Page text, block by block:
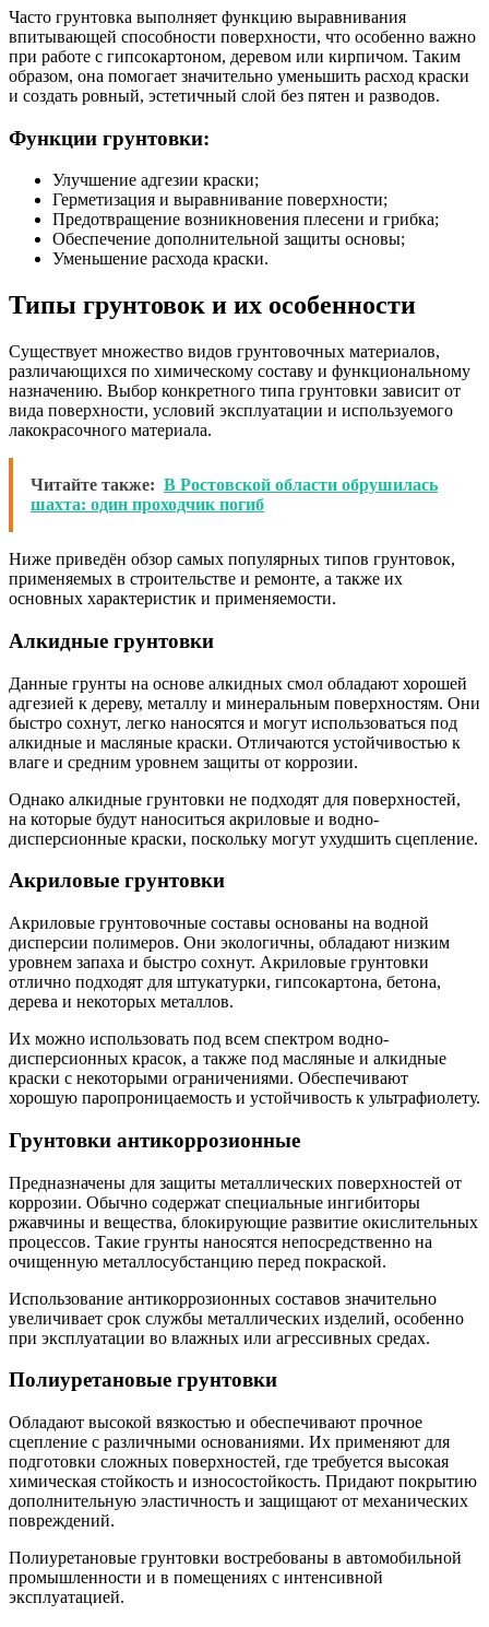
Часто грунтовка выполняет функцию выравнивания
впитывающей способности поверхности, что особенно важно
при работе с гипсокартоном, деревом или кирпичом. Таким
образом, она помогает значительно уменьшить расход краски
и создать ровный, эстетичный слой без пятен и разводов.
Функции грунтовки:
Улучшение адгезии краски;
Герметизация и выравнивание поверхности;
Предотвращение возникновения плесени и грибка;
Обеспечение дополнительной защиты основы;
Уменьшение расхода краски.
Типы грунтовок и их особенности
Существует множество видов грунтовочных материалов,
различающихся по химическому составу и функциональному
назначению. Выбор конкретного типа грунтовки зависит от
вида поверхности, условий эксплуатации и используемого
лакокрасочного материала.
Читайте также: В Ростовской области обрушилась
шахта: один проходчик погиб
Ниже приведён обзор самых популярных типов грунтовок,
применяемых в строительстве и ремонте, а также их
основных характеристик и применяемости.
Алкидные грунтовки
Данные грунты на основе алкидных смол обладают хорошей
адгезией к дереву, металлу и минеральным поверхностям. Они
быстро сохнут, легко наносятся и могут использоваться под
алкидные и масляные краски. Отличаются устойчивостью к
влаге и средним уровнем защиты от коррозии.
Однако алкидные грунтовки не подходят для поверхностей,
на которые будут наноситься акриловые и водно-
дисперсионные краски, поскольку могут ухудшить сцепление.
Акриловые грунтовки
Акриловые грунтовочные составы основаны на водной
дисперсии полимеров. Они экологичны, обладают низким
уровнем запаха и быстро сохнут. Акриловые грунтовки
отлично подходят для штукатурки, гипсокартона, бетона,
дерева и некоторых металлов.
Их можно использовать под всем спектром водно-
дисперсионных красок, а также под масляные и алкидные
краски с некоторыми ограничениями. Обеспечивают
хорошую паропроницаемость и устойчивость к ультрафиолету.
Грунтовки антикоррозионные
Предназначены для защиты металлических поверхностей от
коррозии. Обычно содержат специальные ингибиторы
ржавчины и вещества, блокирующие развитие окислительных
процессов. Такие грунты наносятся непосредственно на
очищенную металлосубстанцию перед покраской.
Использование антикоррозионных составов значительно
увеличивает срок службы металлических изделий, особенно
при эксплуатации во влажных или агрессивных средах.
Полиуретановые грунтовки
Обладают высокой вязкостью и обеспечивают прочное
сцепление с различными основаниями. Их применяют для
подготовки сложных поверхностей, где требуется высокая
химическая стойкость и износостойкость. Придают покрытию
дополнительную эластичность и защищают от механических
повреждений.
Полиуретановые грунтовки востребованы в автомобильной
промышленности и в помещениях с интенсивной
эксплуатацией.